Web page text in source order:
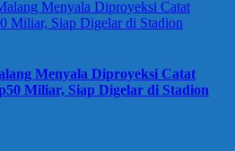
Menyala Diproyeksi Catat
Miliar, Siap Digelar di Stadion